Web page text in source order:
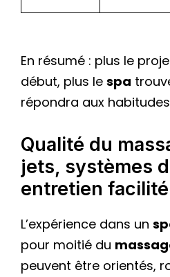
En résumé : plus le
début, plus le spa
répondra aux
Qualité du
jets, systèmes
entretien facilité
L’expérience dans un
pour moitié du
peuvent être orientés,